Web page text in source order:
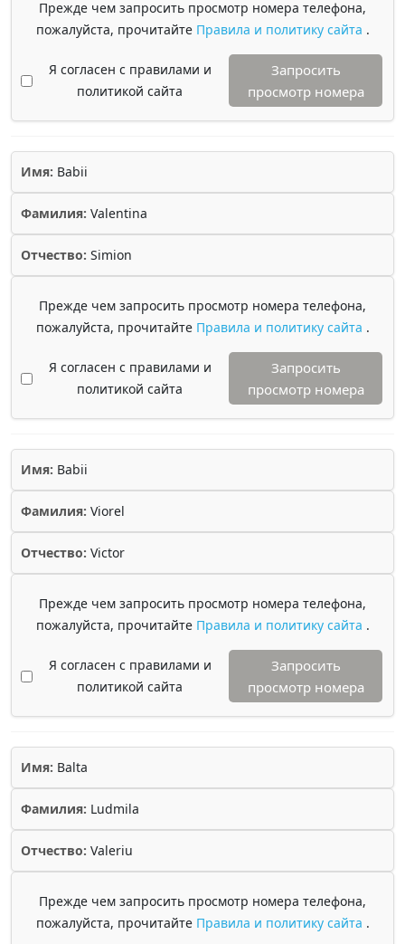
Прежде чем запросить просмотр номера телефона,
пожалуйста, прочитайте Правила и политику сайта .
Я согласен с правилами и
политикой сайта
Запросить
просмотр номера
Имя: Babii
Фамилия: Valentina
Отчество: Simion
Прежде чем запросить просмотр номера телефона,
пожалуйста, прочитайте Правила и политику сайта .
Я согласен с правилами и
политикой сайта
Запросить
просмотр номера
Имя: Babii
Фамилия: Viorel
Отчество: Victor
Прежде чем запросить просмотр номера телефона,
пожалуйста, прочитайте Правила и политику сайта .
Я согласен с правилами и
политикой сайта
Запросить
просмотр номера
Имя: Balta
Фамилия: Ludmila
Отчество: Valeriu
Прежде чем запросить просмотр номера телефона,
пожалуйста, прочитайте Правила и политику сайта .